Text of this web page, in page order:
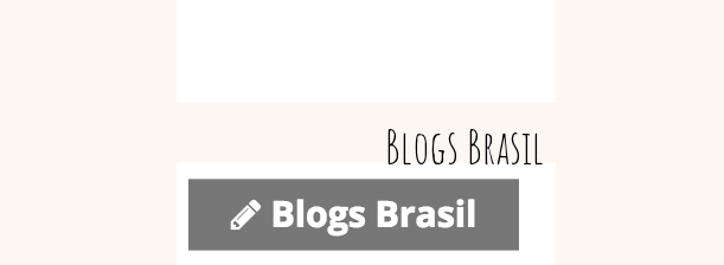
Blogs Brasil